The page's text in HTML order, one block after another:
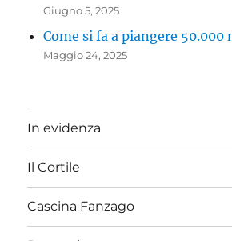
Giugno 5, 2025
Come si fa a piangere 50.000
Maggio 24, 2025
In evidenza
Il Cortile
Cascina Fanzago